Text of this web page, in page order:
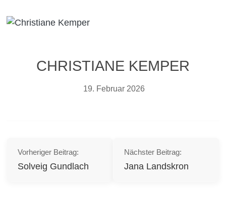
CHRISTIANE KEMPER
19. Februar 2026
Vorheriger Beitrag:
Solveig Gundlach
Nächster Beitrag:
Jana Landskron